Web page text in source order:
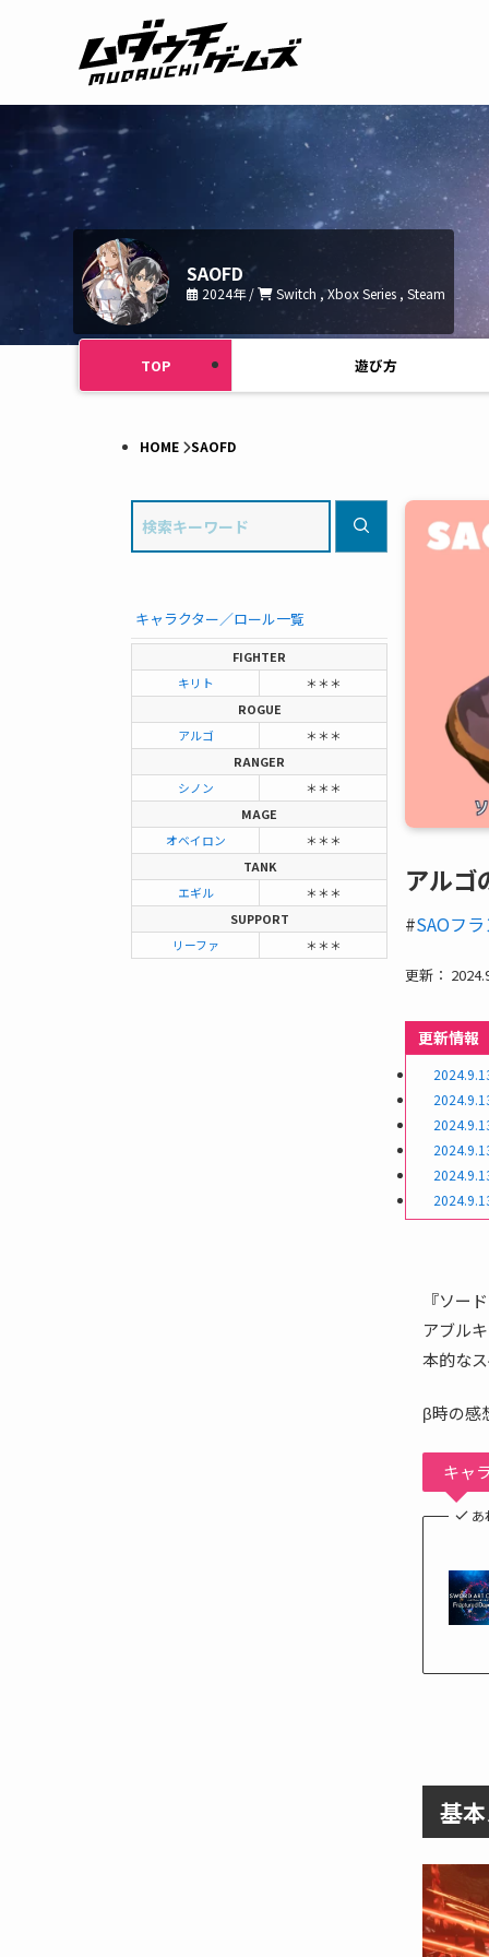
SAOFD
2024年 / Switch , Xbox Series , Steam
TOP 遊び方
HOME SAOFD
アルゴ
#SAOフ
更新：
更新情報
『ソー
アブル
本的な
β時の感
キャ
あ
基
キャラクター／ロール一覧
FIGHTER
キリト
＊＊＊
ROGUE
アルゴ
＊＊＊
RANGER
シノン
＊＊＊
MAGE
オベイロン
＊＊＊
TANK
エギル
＊＊＊
SUPPORT
リーファ
＊＊＊